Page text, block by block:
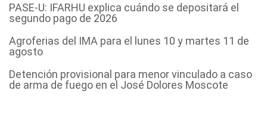
PASE-U: IFARHU explica cuándo se depositará el
segundo pago de 2026
Agroferias del IMA para el lunes 10 y martes 11 de
agosto
Detención provisional para menor vinculado a caso
de arma de fuego en el José Dolores Moscote